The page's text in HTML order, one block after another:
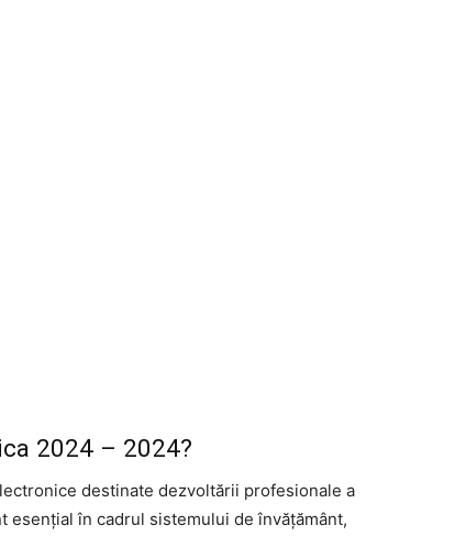
2024 – 2024?
destinate dezvoltării profesionale a
în cadrul sistemului de învățământ,